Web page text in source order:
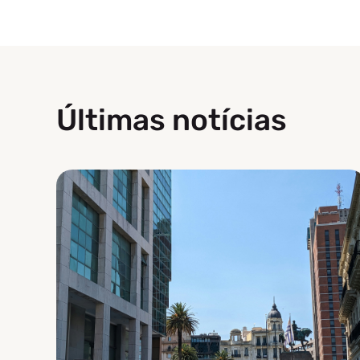
Últimas notícias